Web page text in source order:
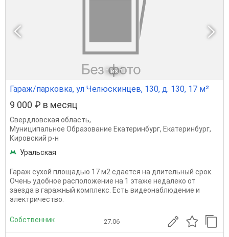
1 из 1
Гараж/парковка, ул Челюскинцев, 130, д. 130, 17 м²
9 000 ₽ в месяц
Свердловская область,
Муниципальное Образование Екатеринбург, Екатеринбург,
Кировский р-н
Уральская
Гараж сухой площадью 17 м2 сдается на длительный срок.
Очень удобное расположение на 1 этаже недалеко от
заезда в гаражный комплекс. Есть видеонаблюдение и
электричество.
Собственник 27.06